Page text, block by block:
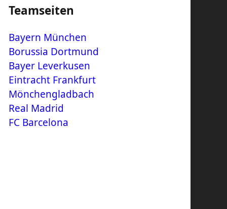
Teamseiten
Bayern München
Borussia Dortmund
Bayer Leverkusen
Eintracht Frankfurt
Mönchengladbach
Real Madrid
FC Barcelona